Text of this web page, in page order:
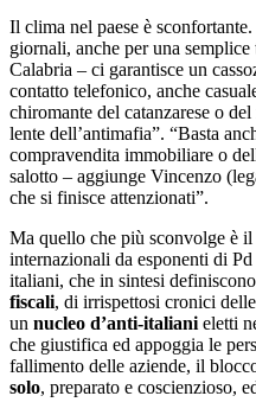
Il clima nel paese è
giornali, anche per una
Calabria ‒ ci garantisce un
contatto telefonico, anche
chiromante del catanzarese o
lente dell’antimafia”. “Basta
compravendita immobiliare o
salotto ‒ aggiunge Vincenzo
che si finisce attenzionati”.
Ma quello che più sconvolge è
internazionali da esponenti di
italiani, che in sintesi definiscono
fiscali, di irrispettosi cronici
un nucleo d’anti-italiani eletti
che giustifica ed appoggia le
fallimento delle aziende, il
solo, preparato e coscienzioso,